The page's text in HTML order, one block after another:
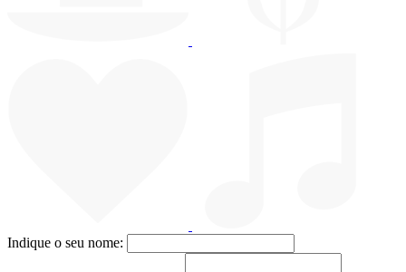
Indique o seu nome: